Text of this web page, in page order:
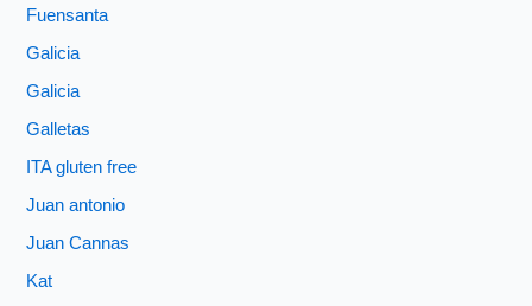
Fuensanta
Galicia
Galicia
Galletas
ITA gluten free
Juan antonio
Juan Cannas
Kat